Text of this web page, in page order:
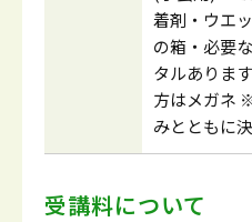
着剤・ウエ
の箱・必要
タルありま
方はメガネ
みとともに
受講料について